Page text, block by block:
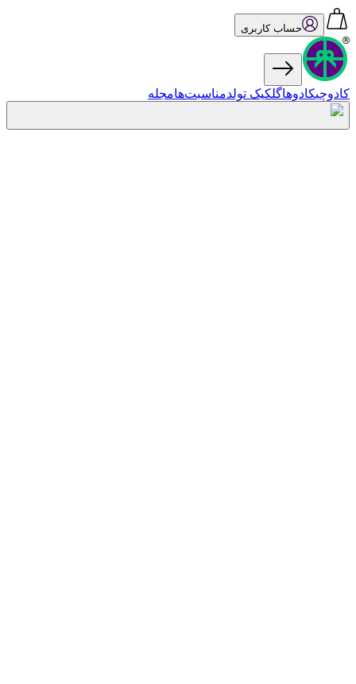
حساب کاربری
کادوچیکادو‌هاگلکیک تولدمناسبت‌هامجله